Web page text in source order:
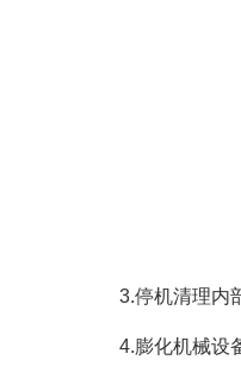
3.停机清理内
4.膨化机械设